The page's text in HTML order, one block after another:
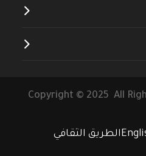
Copyright © 2025 All
الطريق الثقافي